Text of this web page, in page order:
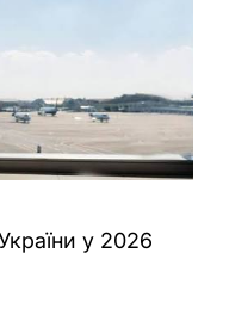
у 2026